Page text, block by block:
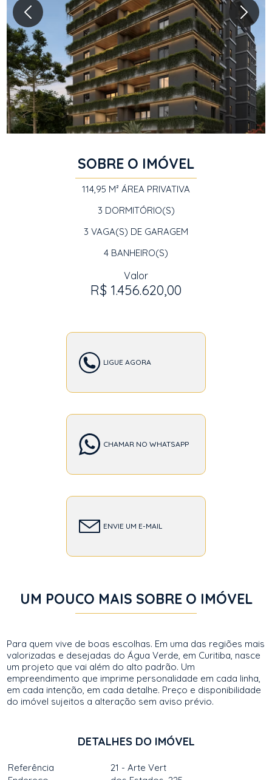
SOBRE O IMÓVEL
114,95 M² ÁREA PRIVATIVA
3 DORMITÓRIO(S)
3 VAGA(S) DE GARAGEM
4 BANHEIRO(S)
Valor
R$ 1.456.620,00
LIGUE AGORA
CHAMAR NO WHATSAPP
ENVIE UM E-MAIL
UM POUCO MAIS SOBRE O IMÓVEL
Para quem vive de boas escolhas. Em uma das regiões mais
valorizadas e desejadas do Água Verde, em Curitiba, nasce
um projeto que vai além do alto padrão. Um
empreendimento que imprime personalidade em cada linha,
em cada intenção, em cada detalhe. Preço e disponibilidade
do imóvel sujeitos a alteração sem aviso prévio.
DETALHES DO IMÓVEL
Referência
21 - Arte Vert